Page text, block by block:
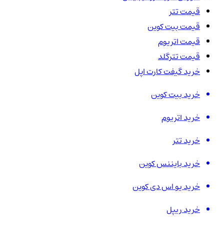
قیمت تتر
قیمت بیت کوین
قیمت اتریوم
قیمت تترگلد
خرید گیفت کارت اپل
خرید بیت کوین
خرید اتریوم
خرید تتر
خرید بایننس کوین
خرید یو اس دی کوین
خرید ریپل